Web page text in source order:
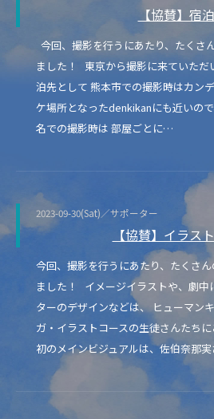
【協賛】宿
今回、撮影を行うにあたり、たくさ
ました！ 東京から撮影に来ていただ
泊先として 熊本市での撮影時はカン
ケ場所となったdenkikanにも近いの
名での撮影時は 部屋ごとに…
2023-09-30(Sat)／サポーター
【協賛】イラス
今回、撮影を行うにあたり、たくさ
ました！ イメージイラストや、劇中
ターのデザインなどは、 ヒューマン
ガ・イラストコースの生徒さんたち
初のメインビジュアルは、佐伯奈那